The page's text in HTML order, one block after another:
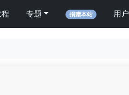
专题 捐赠本站 用户